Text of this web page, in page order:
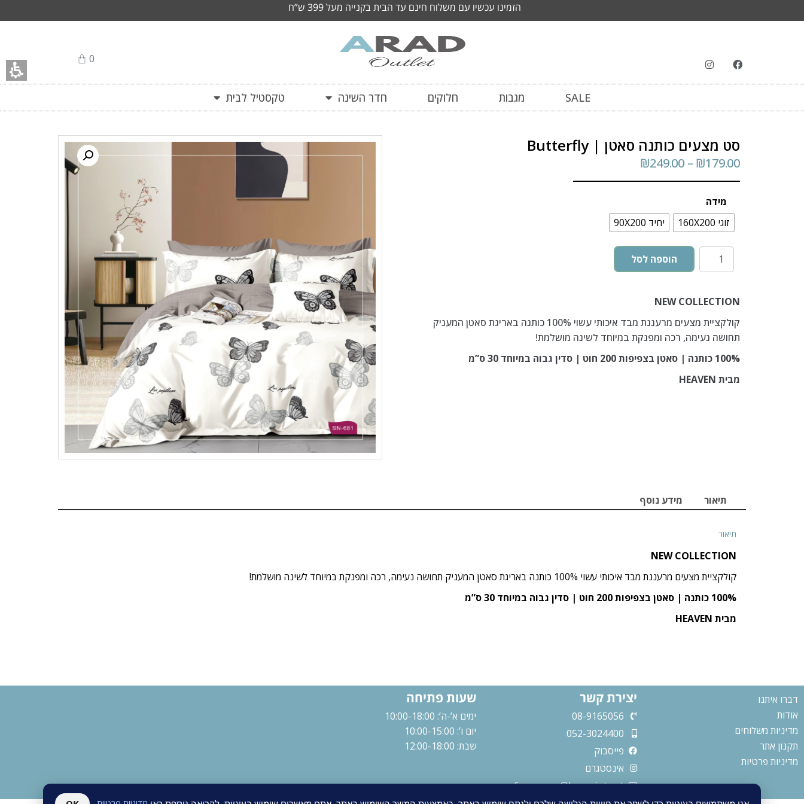
הזמינו עכשיו עם משלוח חינם עד הבית בקנייה מעל 399 ש”ח
0
SALE מגבות חלוקים חדר השינה טקסטיל לבית
סט מצעים כותנה סאטן | Butterfly
₪179.00
–
₪249.00
מידה
זוגי 160X200
יחיד 90X200
הוספה לסל
NEW COLLECTION
קולקציית מצעים מרעננת מבד איכותי עשוי 100% כותנה באריגת סאטן המעניק
תחושה נעימה, רכה ומפנקת במיוחד לשינה מושלמת!
100% כותנה | סאטן בצפיפות 200 חוט | סדין גבוה במיוחד 30 ס”מ
מבית HEAVEN
תיאור מידע נוסף
תיאור
NEW COLLECTION
קולקציית מצעים מרעננת מבד איכותי עשוי 100% כותנה באריגת סאטן המעניק תחושה נעימה, רכה ומפנקת במיוחד לשינה מושלמת!
100% כותנה | סאטן בצפיפות 200 חוט | סדין גבוה במיוחד 30 ס”מ
מבית HEAVEN
דברו איתנו
אודות
מדיניות משלוחים
תקנון אתר
מדיניות פרטיות
יצירת קשר
08-9165056
052-3024400
פייסבוק
אינסטגרם
6argaman@bezeqint.net
שעות פתיחה
ימים א’-ה’: 10:00-18:00
יום ו’: 10:00-15:00
שבת: 12:00-18:00